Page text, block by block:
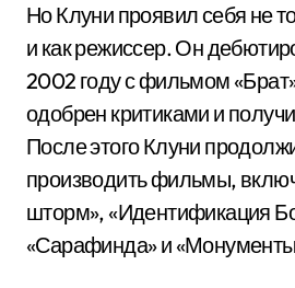
Но Клуни проявил себя не
и как режиссер. Он
2002 году с фильмом
одобрен критиками и
После этого Клуни
производить фильмы,
шторм», «Идентификация
«Сарафинда» и